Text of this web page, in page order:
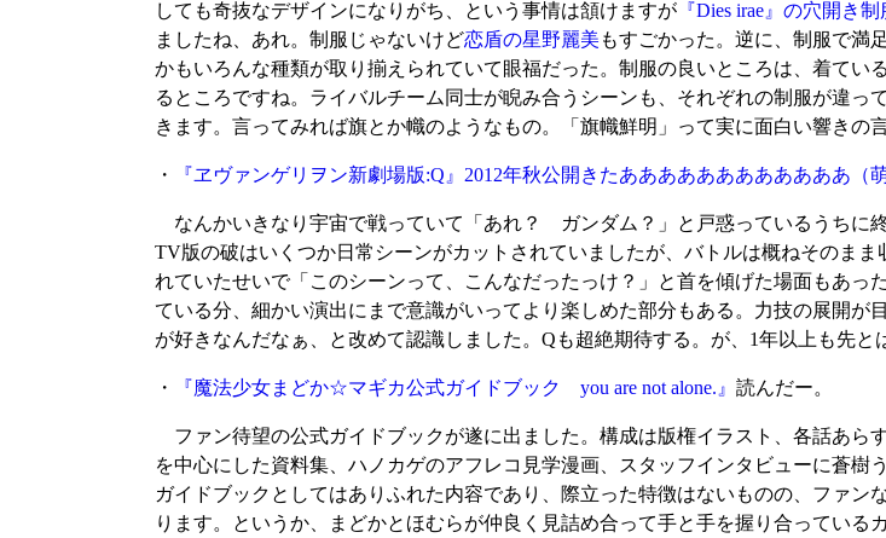
しても奇抜なデザインになりがち、という事情は頷けますが 『Dies irae』の穴開き制
ましたね、あれ。制服じゃないけど恋盾の星野麗美 もすごかった。逆に、制服で満
かもいろんな種類が取り揃えられていて眼福だった。制服の良いところは、着て
るところですね。ライバルチーム同士が睨み合うシーンも、それぞれの制服が違
きます。言ってみれば旗とか幟のようなもの。「旗幟鮮明」って実に面白い響きの言
・ 『ヱヴァンゲリヲン新劇場版:Q』2012年秋公開きたああああああああああああ （
なんかいきなり宇宙で戦っていて「あれ？ ガンダム？」と戸惑っているうちに
TV版の破はいくつか日常シーンがカットされていましたが、バトルは概ねそのま
れていたせいで「このシーンって、こんなだったっけ？」と首を傾げた場面もあ
ている分、細かい演出にまで意識がいってより楽しめた部分もある。力技の展開
が好きなんだなぁ、と改めて認識しました。Qも超絶期待する。が、1年以上も先と
・ 『魔法少女まどか☆マギカ公式ガイドブック you are not alone.』 読んだー。
ファン待望の公式ガイドブックが遂に出ました。構成は版権イラスト、各話あら
を中心にした資料集、ハノカゲのアフレコ見学漫画、スタッフインタビューに蒼
ガイドブックとしてはありふれた内容であり、際立った特徴はないものの、ファ
ります。というか、まどかとほむらが仲良く見詰め合って手と手を握り合っている